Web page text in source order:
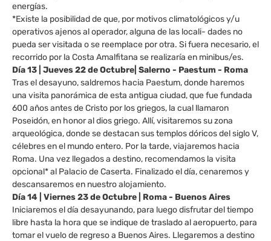
energías.
*Existe la posibilidad de que, por motivos climatológicos y/u
operativos ajenos al operador, alguna de las locali- dades no
pueda ser visitada o se reemplace por otra. Si fuera necesario, el
recorrido por la Costa Amalfitana se realizaría en minibus/es.
Día 13 | Jueves 22 de Octubre| Salerno - Paestum - Roma
Tras el desayuno, saldremos hacia Paestum, donde haremos
una visita panorámica de esta antigua ciudad, que fue fundada
600 años antes de Cristo por los griegos, la cual llamaron
Poseidón, en honor al dios griego. Allí, visitaremos su zona
arqueológica, donde se destacan sus templos dóricos del siglo V,
célebres en el mundo entero. Por la tarde, viajaremos hacia
Roma. Una vez llegados a destino, recomendamos la visita
opcional* al Palacio de Caserta. Finalizado el día, cenaremos y
descansaremos en nuestro alojamiento.
Día 14 | Viernes 23 de Octubre | Roma - Buenos Aires
Iniciaremos el día desayunando, para luego disfrutar del tiempo
libre hasta la hora que se indique de traslado al aeropuerto, para
tomar el vuelo de regreso a Buenos Aires. Llegaremos a destino